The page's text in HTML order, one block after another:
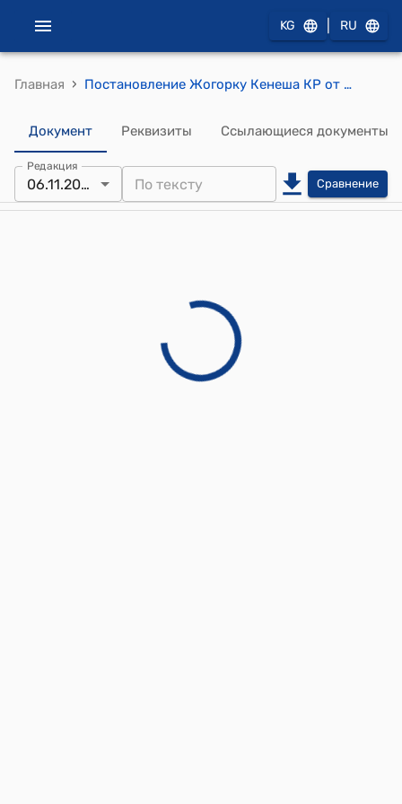
KG RU
Главная › Постановление Жогорку Кенеша КР от 23 декабря 2010 года № 30-V "Об утверждении структуры Жогорку Кенеша Кыргызской Республики"
Документ Реквизиты Ссылающиеся документы
Редакция
06.11.2015 Сравнение